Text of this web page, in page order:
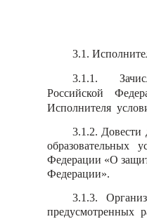
3.1.
3.1.1.
Российской
Исполнителя
3.1.2. Довести
Федерации «О
Федерации».
3.1.3.
предусмотренных